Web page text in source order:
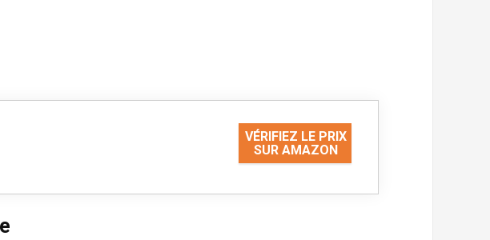
VÉRIFIEZ LE PRIX
SUR AMAZON